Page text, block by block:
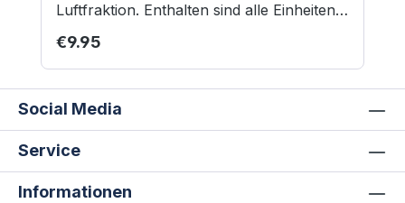
Luftfraktion. Enthalten sind alle Einheiten
aus dem Summoners-Grundregelwerk.
Kreaturenkarten der Stufe 1 und 2 sind
doppelt enthalten, wobei mit einer Karte
abgedeckt werden. Inhalt: 15 Profilkarten
4 Zauber- und Regelkarten 9
Aktivierungskarten Nicht geeignet für
Kinder unter 12 Jahren.
Regular price:
€9.95
Social Media
Service
Informationen